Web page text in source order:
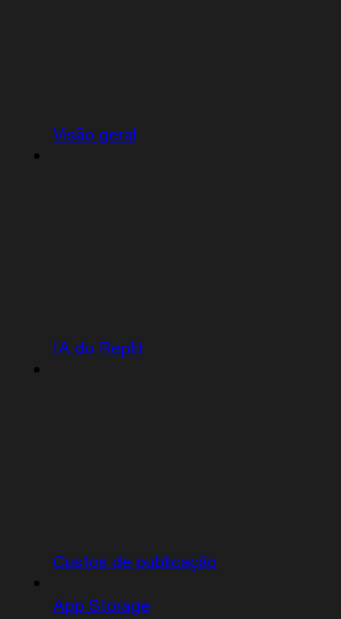
Visão geral
IA do Replit
Custos de publicação
App Storage